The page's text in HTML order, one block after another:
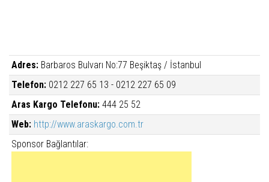
Adres: Barbaros Bulvarı No:77 Beşiktaş / İstanbul
Telefon: 0212 227 65 13 - 0212 227 65 09
Aras Kargo Telefonu: 444 25 52
Web: http://www.araskargo.com.tr
Sponsor Bağlantılar: